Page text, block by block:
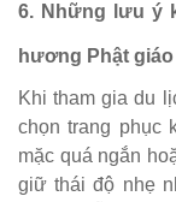
6. Những lưu ý
hương Phật giáo
Khi tham gia du
chọn trang phục
mặc quá ngắn
giữ thái độ nhẹ